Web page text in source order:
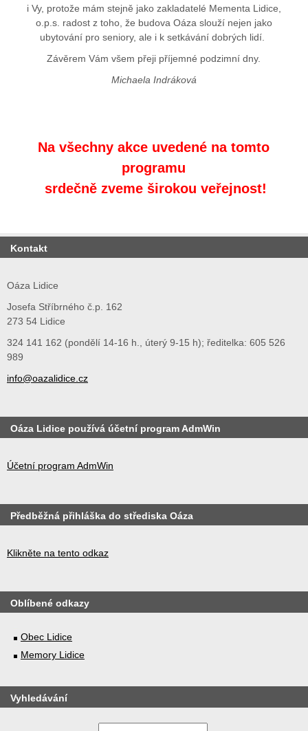
i Vy, protože mám stejně jako zakladatelé Mementa Lidice,
o.p.s. radost z toho, že budova Oáza slouží nejen jako
ubytování pro seniory, ale i k setkávání dobrých lidí.
Závěrem Vám všem přeji příjemné podzimní dny.
Michaela Indráková
Na všechny akce uvedené na tomto
programu
srdečně zveme širokou veřejnost!
Kontakt
Oáza Lidice
Josefa Stříbrného č.p. 162
273 54 Lidice
324 141 162 (pondělí 14-16 h., úterý 9-15 h); ředitelka: 605 526
989
info@oazalidice.cz
Oáza Lidice používá účetní program AdmWin
Účetní program AdmWin
Předběžná přihláška do střediska Oáza
Klikněte na tento odkaz
Oblíbené odkazy
Obec Lidice
Memory Lidice
Vyhledávání